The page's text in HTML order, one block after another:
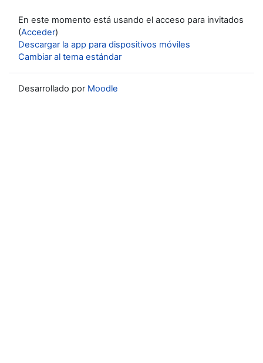
En este momento está usando el acceso para invitados
(Acceder)
Descargar la app para dispositivos móviles
Cambiar al tema estándar
Desarrollado por Moodle